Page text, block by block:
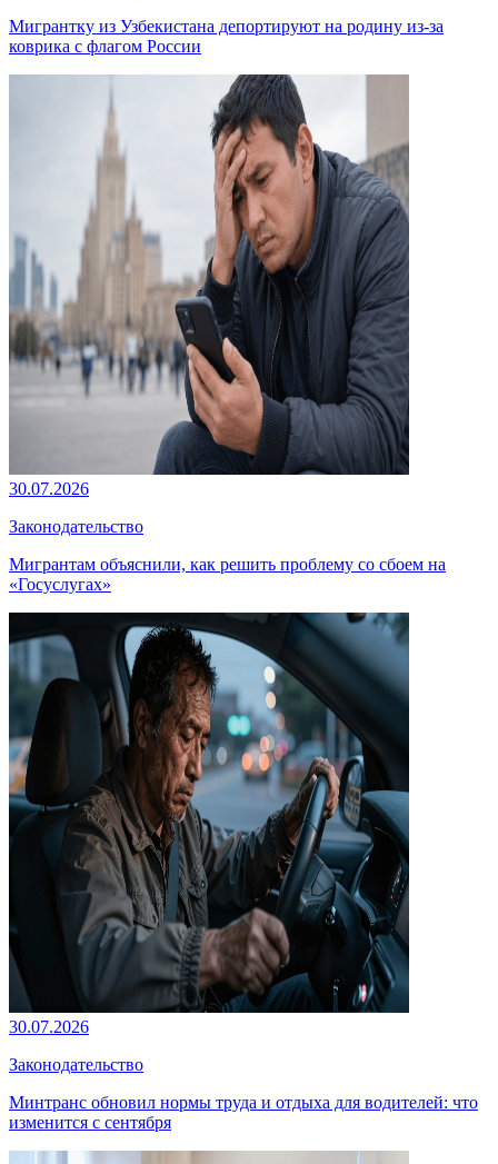
Мигрантку из Узбекистана депортируют на родину из-за
коврика с флагом России
30.07.2026
Законодательство
Мигрантам объяснили, как решить проблему со сбоем на
«Госуслугах»
30.07.2026
Законодательство
Минтранс обновил нормы труда и отдыха для водителей: что
изменится с сентября